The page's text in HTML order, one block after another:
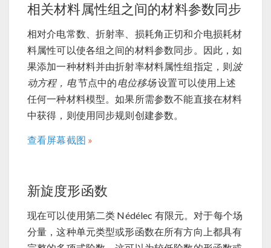
相关材料属性组之间的材料参数同步
相对介电常数、折射率、损耗角正切和介电损耗材
料属性可以使各组之间的材料参数同步。因此，如
果添加一种材料并由折射率材料属性组指定，则波
动方程，电节点中的电位移场设置可以使用上述
任何一种材料模型。如果所需参数不能直接在材料
中获得，则使用同步规则创建参数。
查看屏幕截图
新旋度形函数
现在可以使用第二类 Nédélec 有限元。对于每个场
分量，这种单元类型或形函数在所有方向上都具有